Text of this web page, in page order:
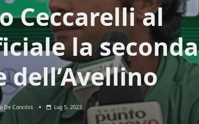
Ceccarelli al
la seconda
dell’Avellino
De Conciliis Lug 5, 2023